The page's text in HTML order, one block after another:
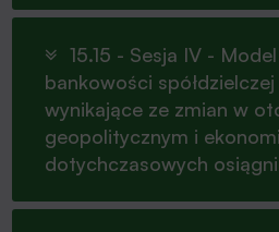
15.15 - Sesja IV -
bankowości
wynikające ze zmian w
geopolitycznym i
dotychczasowych